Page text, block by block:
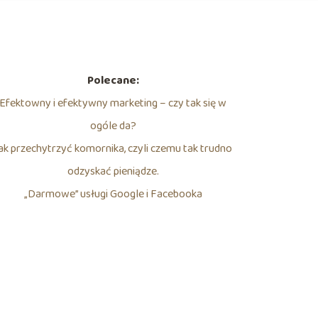
Polecane:
Efektowny i efektywny marketing – czy tak się w
ogóle da?
przechytrzyć komornika, czyli czemu tak trudno
odzyskać pieniądze.
„Darmowe” usługi Google i Facebooka